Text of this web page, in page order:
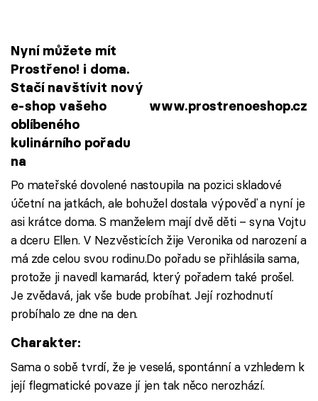
Nyní můžete mít
Prostřeno! i doma.
Stačí navštívit nový
e-shop vašeho
oblíbeného
kulinárního pořadu
na
www.prostrenoeshop.cz
Po mateřské dovolené nastoupila na pozici skladové
účetní na jatkách, ale bohužel dostala výpověď a nyní je
asi krátce doma. S manželem mají dvě děti – syna Vojtu
a dceru Ellen. V Nezvěsticích žije Veronika od narození a
má zde celou svou rodinu.Do pořadu se přihlásila sama,
protože ji navedl kamarád, který pořadem také prošel.
Je zvědavá, jak vše bude probíhat. Její rozhodnutí
probíhalo ze dne na den.
Charakter:
Sama o sobě tvrdí, že je veselá, spontánní a vzhledem k
její flegmatické povaze jí jen tak něco nerozhází.